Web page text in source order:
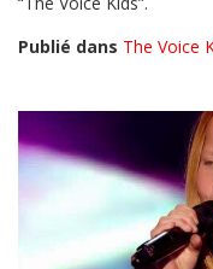
Publié dans The Voice